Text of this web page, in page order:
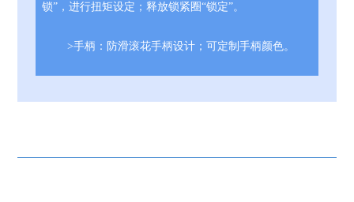
锁”，进行扭矩设定；释放锁紧圈“锁定”。
>手柄：防滑滚花手柄设计；可定制手柄颜色。